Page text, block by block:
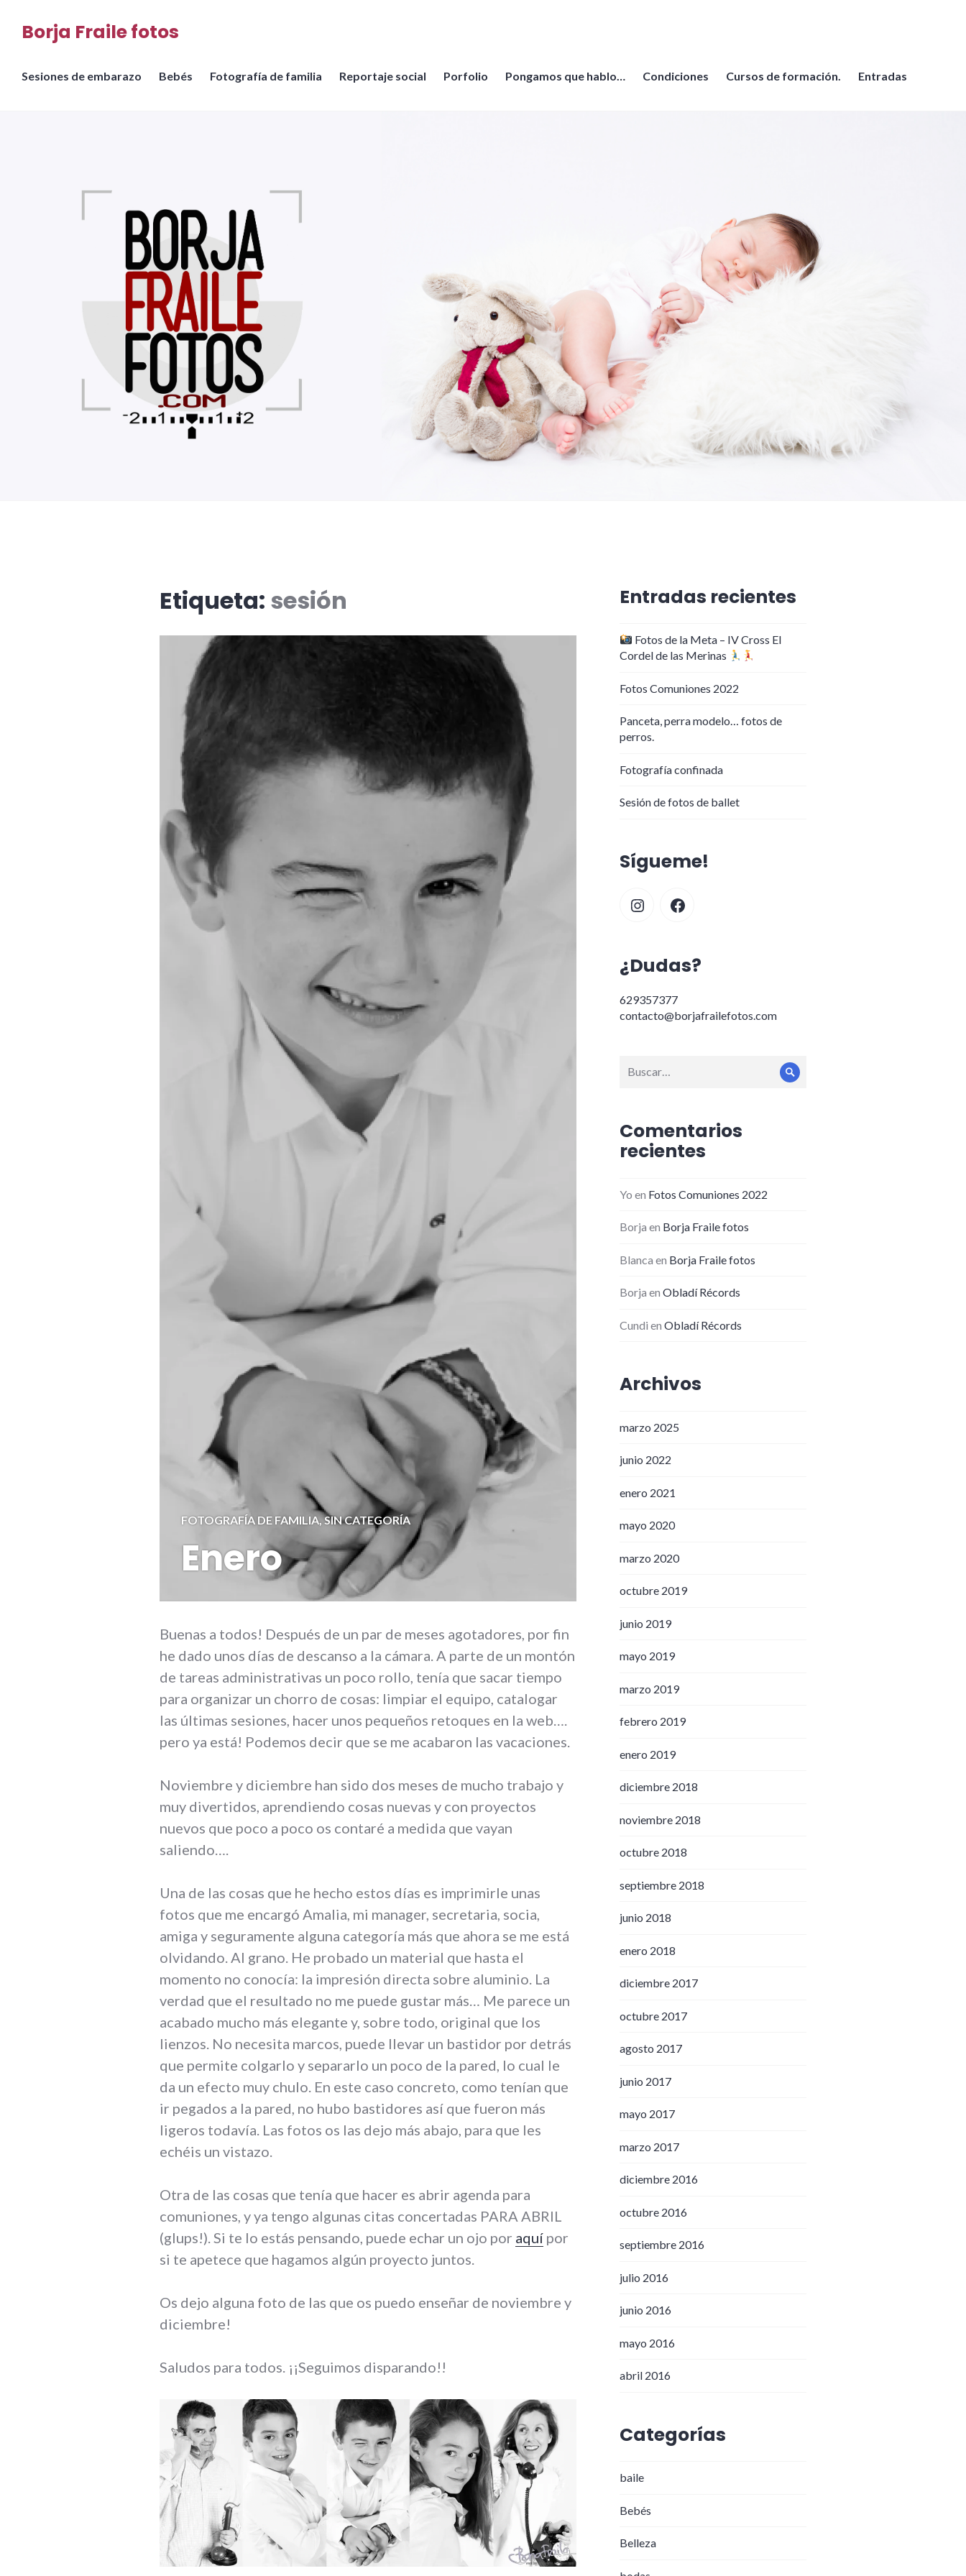
Borja Fraile fotos
Sesiones de embarazo Bebés Fotografía de familia Reportaje social Porfolio Pongamos que hablo… Condiciones Cursos de formación. Entradas
Etiqueta: sesión
FOTOGRAFÍA DE FAMILIA,SIN CATEGORÍA
Enero
Buenas a todos! Después de un par de meses agotadores, por fin
he dado unos días de descanso a la cámara. A parte de un montón
de tareas administrativas un poco rollo, tenía que sacar tiempo
para organizar un chorro de cosas: limpiar el equipo, catalogar
las últimas sesiones, hacer unos pequeños retoques en la web….
pero ya está! Podemos decir que se me acabaron las vacaciones.
Noviembre y diciembre han sido dos meses de mucho trabajo y
muy divertidos, aprendiendo cosas nuevas y con proyectos
nuevos que poco a poco os contaré a medida que vayan
saliendo….
Una de las cosas que he hecho estos días es imprimirle unas
fotos que me encargó Amalia, mi manager, secretaria, socia,
amiga y seguramente alguna categoría más que ahora se me está
olvidando. Al grano. He probado un material que hasta el
momento no conocía: la impresión directa sobre aluminio. La
verdad que el resultado no me puede gustar más… Me parece un
acabado mucho más elegante y, sobre todo, original que los
lienzos. No necesita marcos, puede llevar un bastidor por detrás
que permite colgarlo y separarlo un poco de la pared, lo cual le
da un efecto muy chulo. En este caso concreto, como tenían que
ir pegados a la pared, no hubo bastidores así que fueron más
ligeros todavía. Las fotos os las dejo más abajo, para que les
echéis un vistazo.
Otra de las cosas que tenía que hacer es abrir agenda para
comuniones, y ya tengo algunas citas concertadas PARA ABRIL
(glups!). Si te lo estás pensando, puede echar un ojo por aquí por
si te apetece que hagamos algún proyecto juntos.
Os dejo alguna foto de las que os puedo enseñar de noviembre y
diciembre!
Saludos para todos. ¡¡Seguimos disparando!!
Entradas recientes
Fotos de la Meta – IV Cross El
Cordel de las Merinas
Fotos Comuniones 2022
Panceta, perra modelo… fotos de
perros.
Fotografía confinada
Sesión de fotos de ballet
Sígueme!
InstagramFacebook
¿Dudas?
629357377
contacto@borjafrailefotos.com
Buscar
Comentarios
recientes
Yo en Fotos Comuniones 2022
Borja en Borja Fraile fotos
Blanca en Borja Fraile fotos
Borja en Obladí Récords
Cundi en Obladí Récords
Archivos
marzo 2025
junio 2022
enero 2021
mayo 2020
marzo 2020
octubre 2019
junio 2019
mayo 2019
marzo 2019
febrero 2019
enero 2019
diciembre 2018
noviembre 2018
octubre 2018
septiembre 2018
junio 2018
enero 2018
diciembre 2017
octubre 2017
agosto 2017
junio 2017
mayo 2017
marzo 2017
diciembre 2016
octubre 2016
septiembre 2016
julio 2016
junio 2016
mayo 2016
abril 2016
Categorías
baile
Bebés
Belleza